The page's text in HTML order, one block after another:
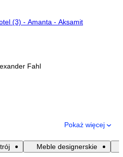
(3) - Amanta - Aksamit
Fahl
Pokaż więcej
Meble designerskie